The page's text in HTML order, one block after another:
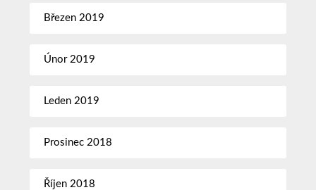
Březen 2019
Únor 2019
Leden 2019
Prosinec 2018
Říjen 2018